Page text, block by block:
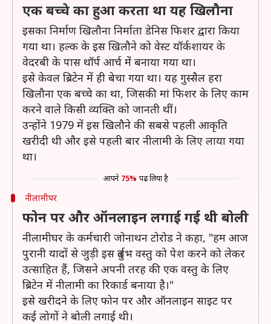
एक बच्चे का हुआ करता था यह खिलौना
इसका निर्माण खिलौना निर्माता डेनिस फिशर द्वारा किया
गया था। हल्क के इस खिलौने को वेस्ट यॉर्कशायर के
वेदरबी के पास थॉर्प आर्च में बनाया गया था।
इसे केवल ब्रिटेन में ही बेचा गया था। यह गुस्सैल हरा
खिलौना एक बच्चे का था, जिसकी मां फिशर के लिए काम
करने वाले किसी व्यक्ति को जानती थीं।
उन्होंने 1979 में इस खिलौने की सबसे पहली आकृति
खरीदी थी और इसे पहली बार नीलामी के लिए लाया गया
था।
आपने 75% पढ़ लिया है
नीलामीघर
फोन पर और ऑनलाइन लगाई गई थी बोली
नीलामीघर के कर्मचारी जोनाथन टोरोड ने कहा, "हम आज
पुरानी यादों से जुड़ी इस दुर्लभ वस्तु को पेश करने को लेकर
उत्साहित हैं, जिसने अपनी तरह की एक वस्तु के लिए
ब्रिटेन में नीलामी का रिकार्ड बनाया है।"
इसे खरीदने के लिए फोन पर और ऑनलाइन साइट पर
कई लोगों ने बोली लगाई थी।